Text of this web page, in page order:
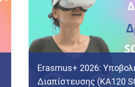
Erasmus+ 2026:
Διαπίστευσης (ΚΑ120